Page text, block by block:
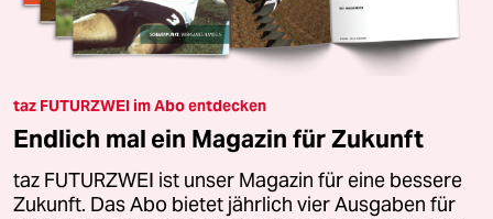
taz FUTURZWEI im Abo entdecken
Endlich mal ein Magazin für Zukunft
taz FUTURZWEI ist unser Magazin für eine bessere
Zukunft. Das Abo bietet jährlich vier Ausgaben für